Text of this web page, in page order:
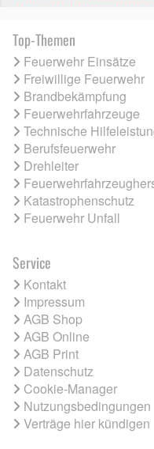
Top-Themen
Feuerwehr Einsätze
Freiwillige Feuerwehr
Brandbekämpfung
Feuerwehrfahrzeuge
Technische
Berufsfeuerwehr
Drehleiter
Katastrophenschutz
Feuerwehr Unfall
Service
Kontakt
Impressum
AGB Shop
AGB Online
AGB Print
Datenschutz
Cookie-Manager
Nutzungsbedingungen
Verträge hier kündigen